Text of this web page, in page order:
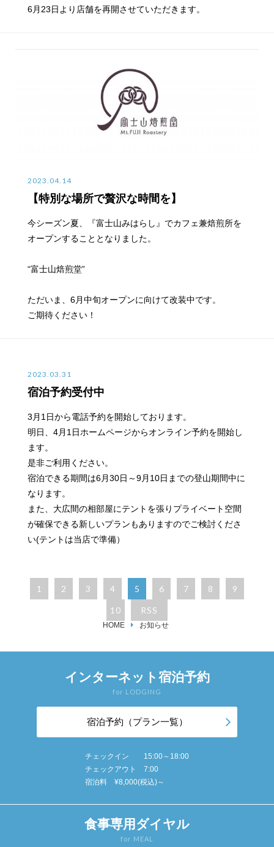
6月23日より店舗を再開させていただきます。
2023.04.14
【特別な場所で贅沢な時間を】
今シーズン夏、『富士山みはらし』でカフェ兼焙煎所を
オープンすることとなりました。
“富士山焙煎堂”
ただいま、6月中旬オープンに向けて改装中です。
ご期待ください！
2023.03.31
宿泊予約受付中
3月1日から電話予約を開始しております。
明日、4月1日ホームページからオンライン予約を開始し
ます。
是非ご利用ください。
宿泊できる期間は6月30日～9月10日までの登山期間中に
なります。
また、大広間の相部屋にテントを張りプライベート空間
が確保できる新しいプランもありますのでご検討くださ
い(テントは当店で準備）
1 2 3 4 5 6 7 8 9
10 RSS
HOME お知らせ
インターネット宿泊予約
for LODGING
宿泊予約（プラン一覧）
チェックイン 15:00～18:00
チェックアウト 7:00
宿泊料 ¥8,000(税込)～
食事専用ダイヤル
for MEAL